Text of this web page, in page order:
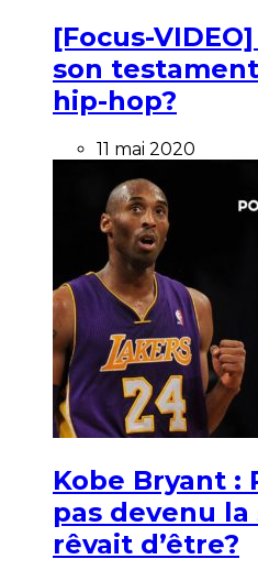
[Focus-
son
hip-hop?
11 mai 2020
Kobe Bryant :
pas devenu la
rêvait d’être?